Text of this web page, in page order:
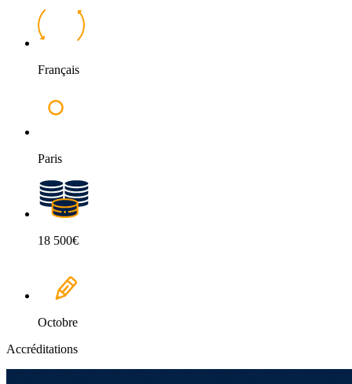
Français
Paris
18 500€
Octobre
Accréditations